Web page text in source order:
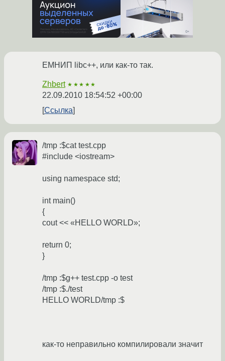
ЕМНИП libc++, или как-то так.
Zhbert ★★★★★
22.09.2010 18:54:52 +00:00
Ссылка
/tmp :$cat test.cpp
#include <iostream>
using namespace std;
int main()
{
cout << «HELLO WORLD»;
return 0;
}
/tmp :$g++ test.cpp -o test
/tmp :$./test
HELLO WORLD/tmp :$
как-то неправильно компилировали значит